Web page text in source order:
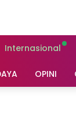
Internasional
OPINI